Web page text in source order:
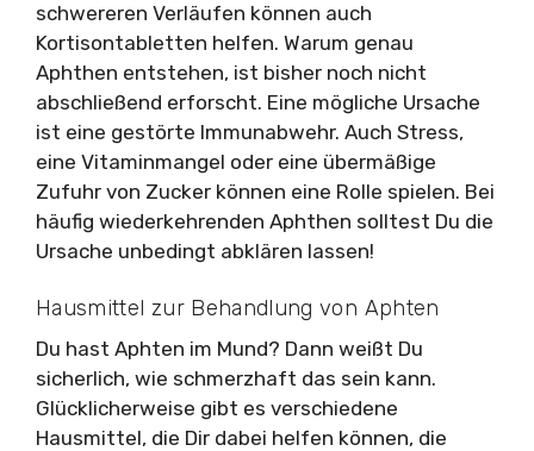
schwereren Verläufen können auch
Kortisontabletten helfen. Warum genau
Aphthen entstehen, ist bisher noch nicht
abschließend erforscht. Eine mögliche Ursache
ist eine gestörte Immunabwehr. Auch Stress,
eine Vitaminmangel oder eine übermäßige
Zufuhr von Zucker können eine Rolle spielen. Bei
häufig wiederkehrenden Aphthen solltest Du die
Ursache unbedingt abklären lassen!
Hausmittel zur Behandlung von Aphten
Du hast Aphten im Mund? Dann weißt Du
sicherlich, wie schmerzhaft das sein kann.
Glücklicherweise gibt es verschiedene
Hausmittel, die Dir dabei helfen können, die